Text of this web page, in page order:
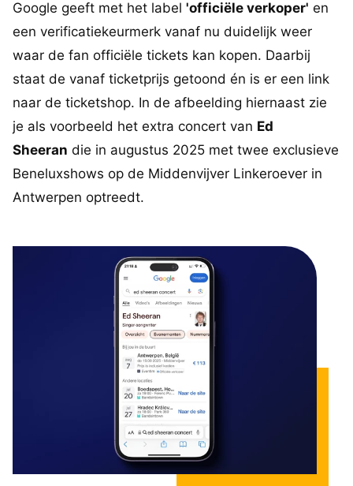
Google geeft met het label 'officiële verkoper' en
een verificatiekeurmerk vanaf nu duidelijk weer
waar de fan officiële tickets kan kopen. Daarbij
staat de vanaf ticketprijs getoond én is er een link
naar de ticketshop. In de afbeelding hiernaast zie
je als voorbeeld het extra concert van Ed
Sheeran die in augustus 2025 met twee exclusieve
Beneluxshows op de Middenvijver Linkeroever in
Antwerpen optreedt.